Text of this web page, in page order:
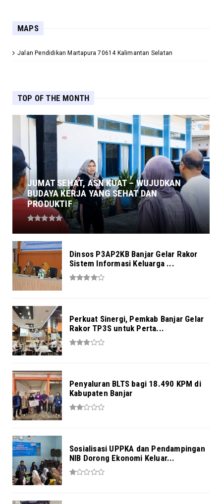
MAPS
Jalan Pendidikan Martapura 70614 Kalimantan Selatan
TOP OF THE MONTH
JUMAT SEHAT, ASN KUAT – WUJUDKAN
BUDAYA KERJA YANG SEHAT DAN
PRODUKTIF
Dinsos P3AP2KB Banjar Gelar Rakor
Sistem Informasi Keluarga ...
Perkuat Sinergi, Pemkab Banjar Gelar
Rakor TP3S untuk Perta...
Penyaluran BLTS bagi 18.490 KPM di
Kabupaten Banjar
Sosialisasi UPPKA dan Pendampingan
NIB Dorong Ekonomi Keluar...